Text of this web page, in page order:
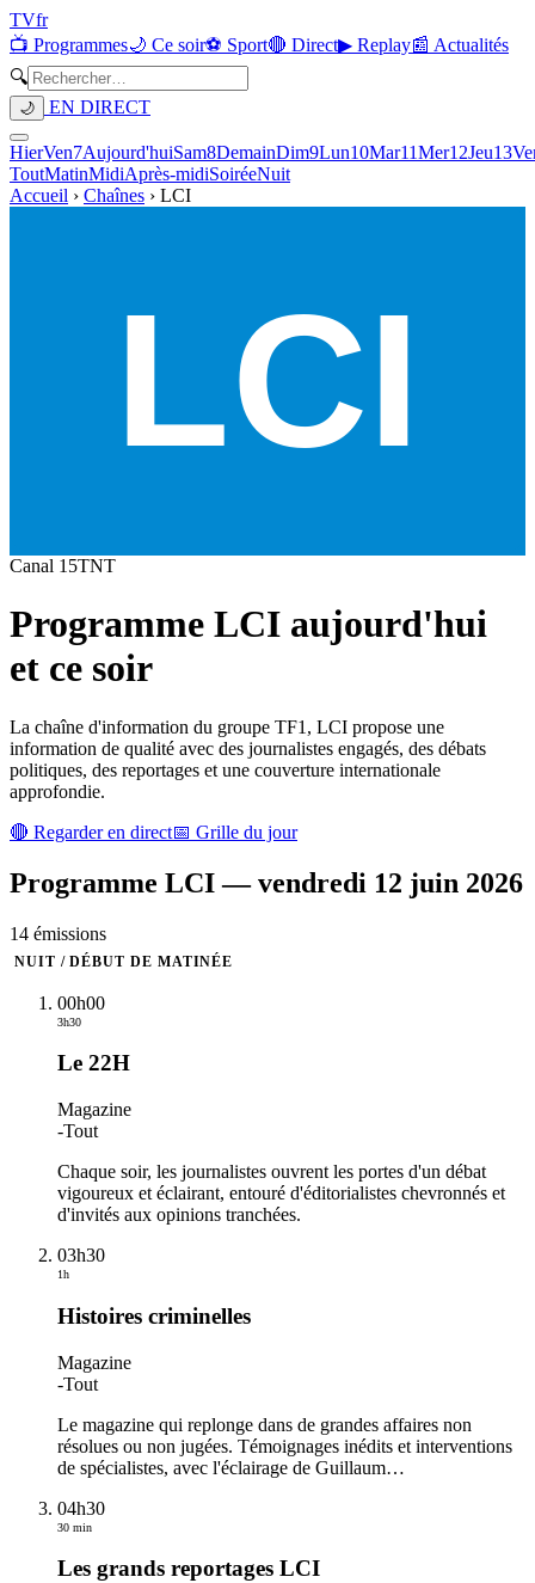
TVfr
📺 Programmes🌙 Ce soir⚽ Sport🔴 Direct▶ Replay📰 Actualités
🔍
🌙 EN DIRECT
HierVen7Aujourd'huiSam8DemainDim9Lun10Mar11Mer12Jeu13
ToutMatinMidiAprès-midiSoiréeNuit
Accueil › Chaînes › LCI
Canal 15TNT
Programme LCI aujourd'hui
et ce soir
La chaîne d'information du groupe TF1, LCI propose une
information de qualité avec des journalistes engagés, des débats
politiques, des reportages et une couverture internationale
approfondie.
🔴 Regarder en direct📅 Grille du jour
Programme LCI—vendredi 12 juin 2026
14 émissions
NUIT / DÉBUT DE MATINÉE
00h00
3h30
Le 22H
Magazine
-Tout
Chaque soir, les journalistes ouvrent les portes d'un débat
vigoureux et éclairant, entouré d'éditorialistes chevronnés et
d'invités aux opinions tranchées.
03h30
1h
Histoires criminelles
Magazine
-Tout
Le magazine qui replonge dans de grandes affaires non
résolues ou non jugées. Témoignages inédits et interventions
de spécialistes, avec l'éclairage de Guillaum…
04h30
30 min
Les grands reportages LCI